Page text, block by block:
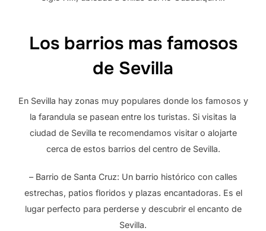
Los barrios mas famosos
de Sevilla
En Sevilla hay zonas muy populares donde los famosos y
la farandula se pasean entre los turistas. Si visitas la
ciudad de Sevilla te recomendamos visitar o alojarte
cerca de estos barrios del centro de Sevilla.
– Barrio de Santa Cruz: Un barrio histórico con calles
estrechas, patios floridos y plazas encantadoras. Es el
lugar perfecto para perderse y descubrir el encanto de
Sevilla.